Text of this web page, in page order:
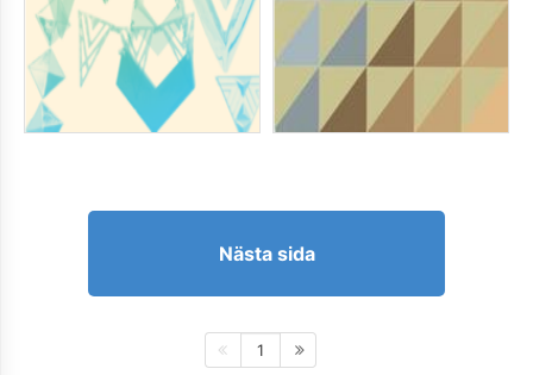
Nästa sida
1